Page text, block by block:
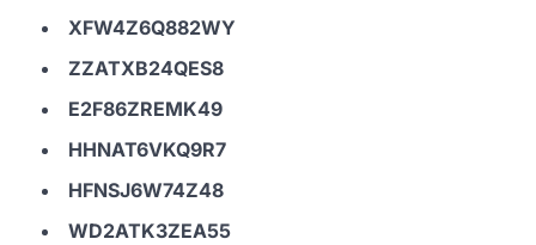
XFW4Z6Q882WY
ZZATXB24QES8
E2F86ZREMK49
HHNAT6VKQ9R7
HFNSJ6W74Z48
WD2ATK3ZEA55